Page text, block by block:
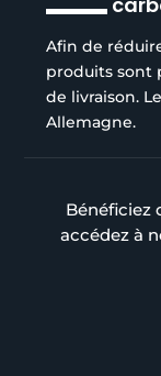
Afin de
produits sont
de livraison.
Allemagne.
Bénéficiez
accédez à